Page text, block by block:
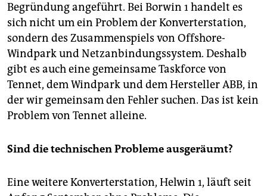
Begründung angeführt. Bei Borwin 1 handelt es
sich nicht um ein Problem der Konverterstation,
sondern des Zusammenspiels von Offshore-
Windpark und Netzanbindungssystem. Deshalb
gibt es auch eine gemeinsame Taskforce von
Tennet, dem Windpark und dem Hersteller ABB, in
der wir gemeinsam den Fehler suchen. Das ist kein
Problem von Tennet alleine.
Sind die technischen Probleme ausgeräumt?
Eine weitere Konverterstation, Helwin 1, läuft seit